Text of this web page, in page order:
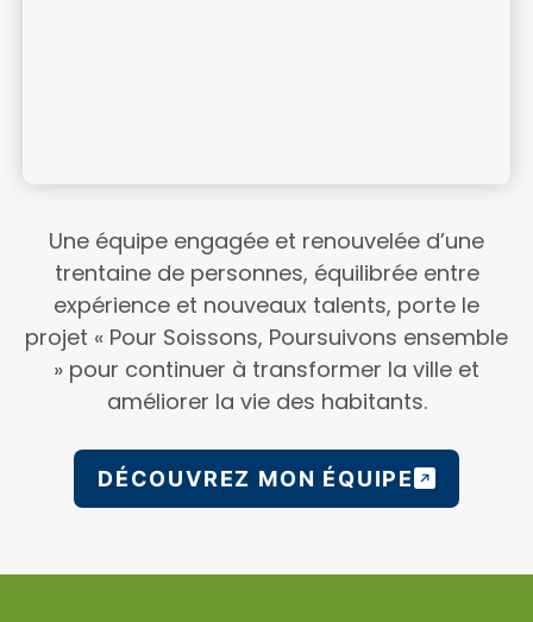
Une équipe engagée et renouvelée d’une
trentaine de personnes, équilibrée entre
expérience et nouveaux talents, porte le
projet « Pour Soissons, Poursuivons ensemble
» pour continuer à transformer la ville et
améliorer la vie des habitants.
DÉCOUVREZ MON ÉQUIPE